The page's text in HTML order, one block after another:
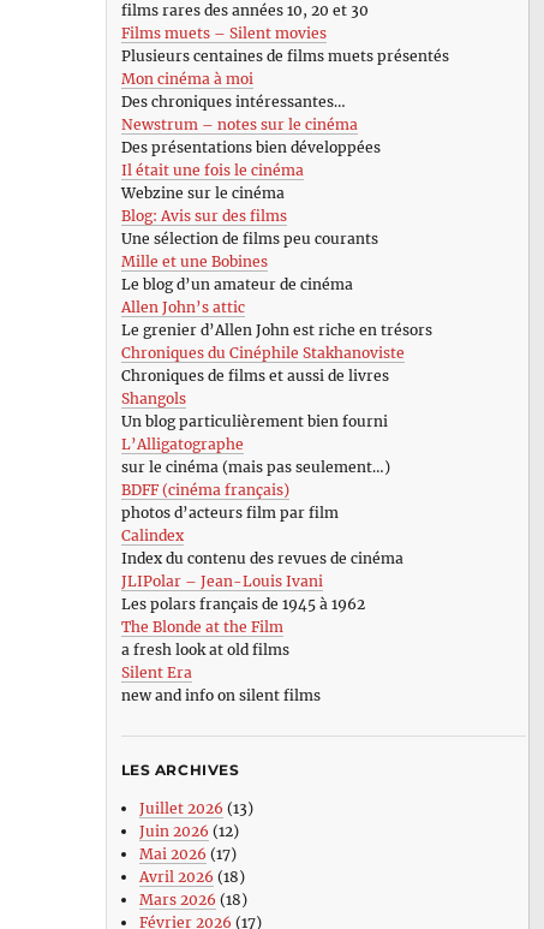
films rares des années 10, 20 et 30
Films muets – Silent movies
Plusieurs centaines de films muets présentés
Mon cinéma à moi
Des chroniques intéressantes…
Newstrum – notes sur le cinéma
Des présentations bien développées
Il était une fois le cinéma
Webzine sur le cinéma
Blog: Avis sur des films
Une sélection de films peu courants
Mille et une Bobines
Le blog d’un amateur de cinéma
Allen John’s attic
Le grenier d’Allen John est riche en trésors
Chroniques du Cinéphile Stakhanoviste
Chroniques de films et aussi de livres
Shangols
Un blog particulièrement bien fourni
L’Alligatographe
sur le cinéma (mais pas seulement…)
BDFF (cinéma français)
photos d’acteurs film par film
Calindex
Index du contenu des revues de cinéma
JLIPolar – Jean-Louis Ivani
Les polars français de 1945 à 1962
The Blonde at the Film
a fresh look at old films
Silent Era
new and info on silent films
LES ARCHIVES
Juillet 2026 (13)
Juin 2026 (12)
Mai 2026 (17)
Avril 2026 (18)
Mars 2026 (18)
Février 2026 (17)